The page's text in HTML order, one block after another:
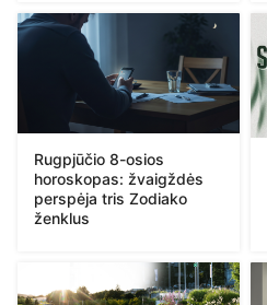
Rugpjūčio 8-osios
horoskopas: žvaigždės
perspėja tris Zodiako
ženklus